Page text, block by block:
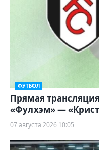
ФУТБОЛ
Прямая
«Фулхэм» —
07 августа 2026 10:05